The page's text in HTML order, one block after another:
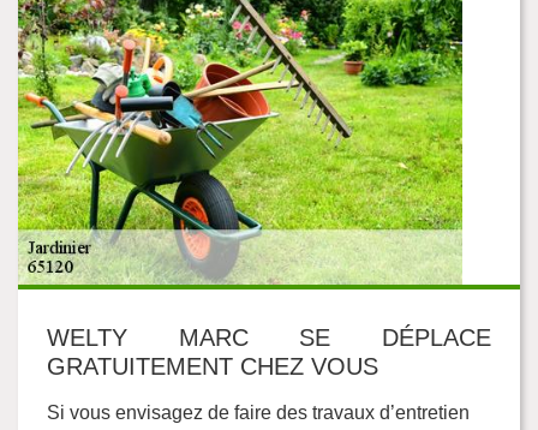
WELTY MARC SE DÉPLACE
GRATUITEMENT CHEZ VOUS
Si vous envisagez de faire des travaux d’entretien